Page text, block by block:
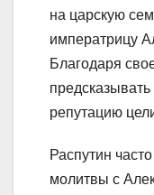
на царскую
императрицу
Благодаря
репутацию
Распутин
молитвы с